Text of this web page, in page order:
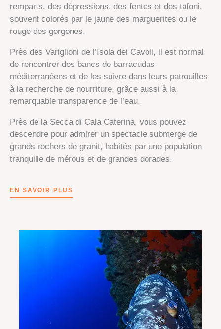
remparts, des dépressions, des fentes et des tafoni,
souvent colorés par le jaune des marguerites ou le
rouge des gorgones.
Près des Variglioni de l’Isola dei Cavoli, il est normal
de rencontrer des bancs de barracudas
méditerranéens et de les suivre dans leurs patrouilles
à la recherche de nourriture, grâce aussi à la
remarquable transparence de l’eau.
Près de la Secca di Cala Caterina, vous pouvez
descendre pour admirer un spectacle submergé de
grands rochers de granit, habités par une population
tranquille de mérous et de grandes dorades.
EN SAVOIR PLUS